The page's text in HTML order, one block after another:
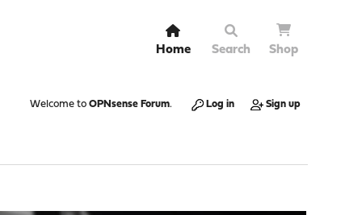
Home Search Shop
Welcome to OPNsense Forum. Log in Sign up